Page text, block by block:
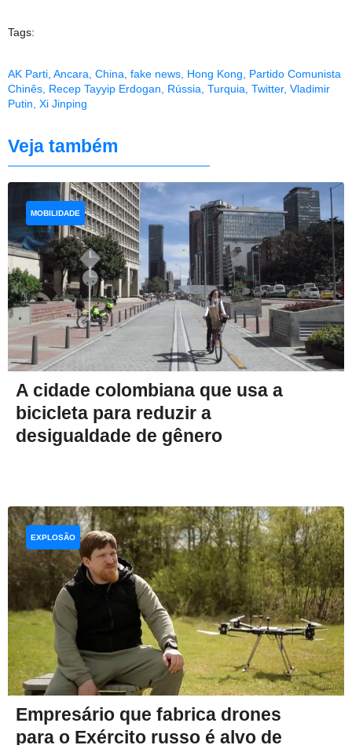
Tags:
AK Parti Ancara China fake news Hong Kong
Partido Comunista
Chinês Recep Tayyip Erdogan Rússia Turquia Twitter, Vladimir
Putin Xi Jinping
Veja também
A cidade colombiana que usa a
bicicleta para reduzir a
desigualdade de gênero
MOBILIDADE
Empresário que fabrica drones
para o Exército russo é alvo de
EXPLOSÃO